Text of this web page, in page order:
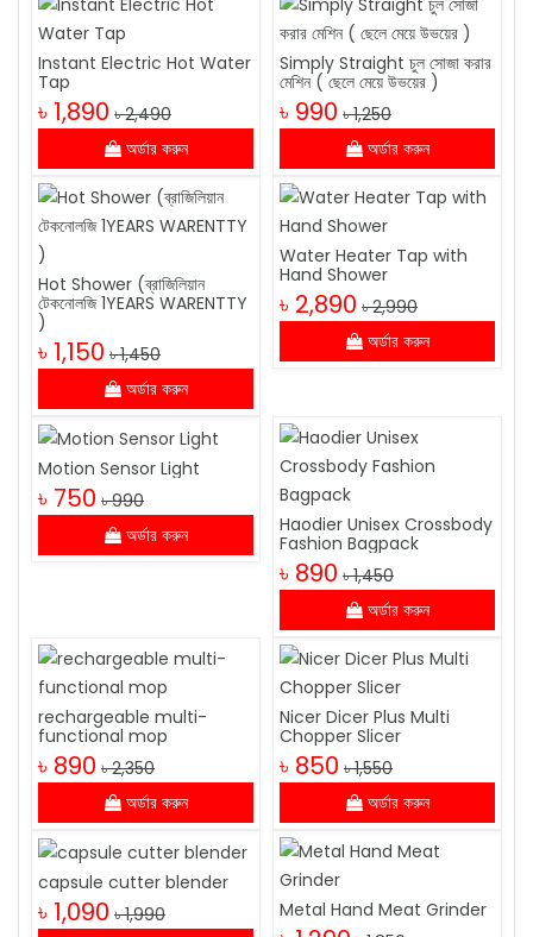
Instant Electric Hot Water
Tap
৳ 1,890 ৳ 2,490
অর্ডার করুন
Simply Straight চুল সোজা করার
মেশিন ( ছেলে মেয়ে উভয়ের )
৳ 990 ৳ 1,250
অর্ডার করুন
Hot Shower (ব্রাজিলিয়ান
টেকনোলজি 1YEARS WARENTTY
)
৳ 1,150 ৳ 1,450
অর্ডার করুন
Water Heater Tap with
Hand Shower
৳ 2,890 ৳ 2,990
অর্ডার করুন
Motion Sensor Light
৳ 750 ৳ 990
অর্ডার করুন
Haodier Unisex Crossbody
Fashion Bagpack
৳ 890 ৳ 1,450
অর্ডার করুন
rechargeable multi-
functional mop
৳ 890 ৳ 2,350
অর্ডার করুন
Nicer Dicer Plus Multi
Chopper Slicer
৳ 850 ৳ 1,550
অর্ডার করুন
capsule cutter blender
৳ 1,090 ৳ 1,990
Metal Hand Meat Grinder